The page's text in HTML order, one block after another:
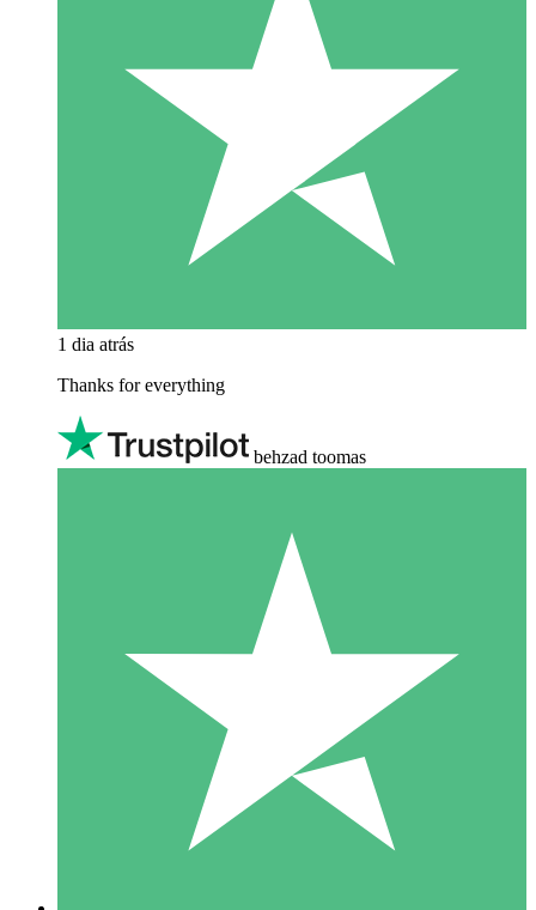
1 dia atrás
Thanks for everything
behzad toomas